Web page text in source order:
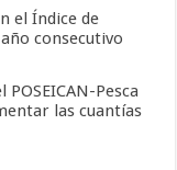
el Índice de
consecutivo
Pesca
las cuantías